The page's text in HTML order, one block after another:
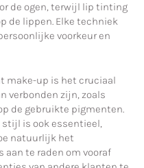
de ogen, terwijl lip tinting
de lippen. Elke techniek
voorkeur en
make-up is het cruciaal
verbonden zijn, zoals
de gebruikte pigmenten.
stijl is ook essentieel,
natuurlijk het
aan te raden om vooraf